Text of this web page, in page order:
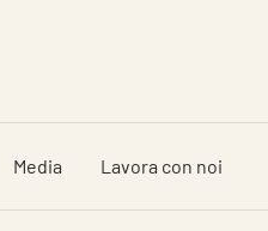
Media Lavora con noi